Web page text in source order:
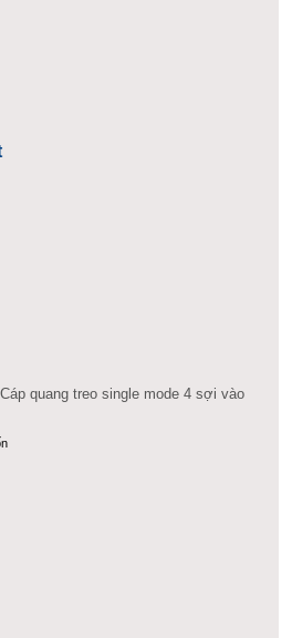
quang treo single mode 4 sợi vào